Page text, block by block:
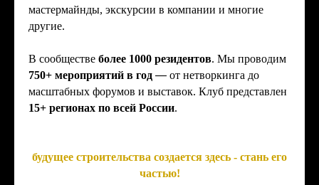
мастермайнды, экскурсии в компании и многие
другие.
В сообществе более 1000 резидентов. Мы проводим
750+ мероприятий в год — от нетворкинга до
масштабных форумов и выставок. Клуб представлен
15+ регионах по всей России.
будущее строительства создается здесь - стань его
частью!